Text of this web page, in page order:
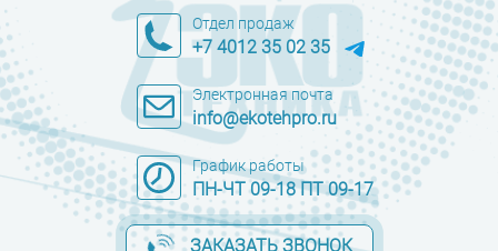
Отдел продаж
+7 4012 35 02 35
Электронная почта
info@ekotehpro.ru
График работы
ПН-ЧТ 09-18 ПТ 09-17
ЗАКАЗАТЬ ЗВОНОК